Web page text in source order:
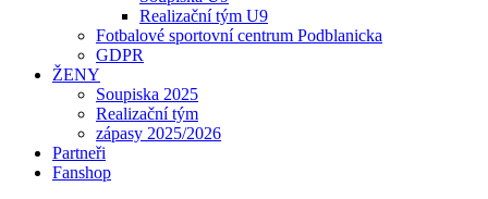
Realizační tým U9
Fotbalové sportovní centrum Podblanicka
GDPR
ŽENY
Soupiska 2025
Realizační tým
zápasy 2025/2026
Partneři
Fanshop